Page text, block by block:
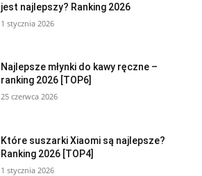
jest najlepszy? Ranking 2026
1 stycznia 2026
Najlepsze młynki do kawy ręczne –
ranking 2026 [TOP6]
25 czerwca 2026
Które suszarki Xiaomi są najlepsze?
Ranking 2026 [TOP4]
1 stycznia 2026